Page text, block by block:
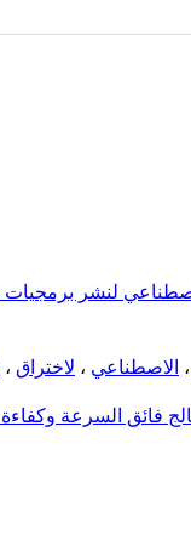
لنشر
، الاصطناعي ، لاختراق ،